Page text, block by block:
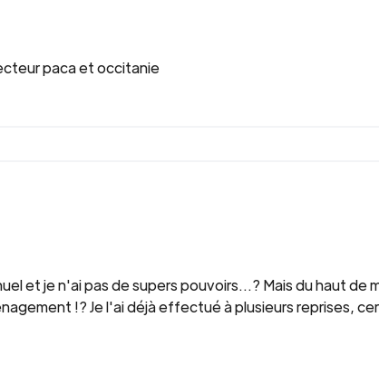
paca et occitanie
et je n'ai pas de supers pouvoirs...? Mais du haut de
!? Je l'ai déjà effectué à plusieurs reprises,